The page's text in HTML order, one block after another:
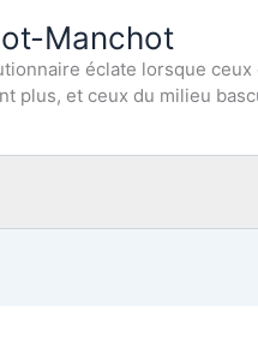
Manchot
éclate lorsque
plus, et ceux du milieu